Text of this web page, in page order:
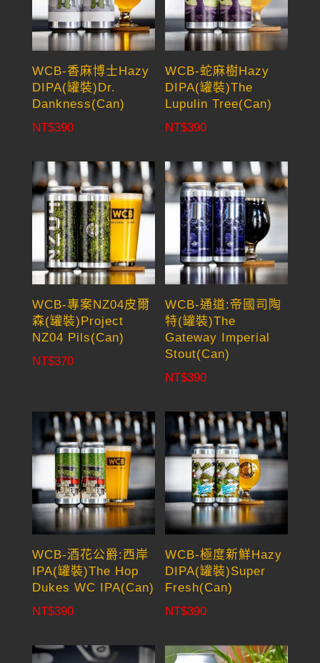
WCB-香麻博士Hazy
DIPA(罐裝)Dr.
Dankness(Can)
NT$390
WCB-蛇麻樹Hazy
DIPA(罐裝)The
Lupulin Tree(Can)
NT$390
WCB-專案NZ04皮爾
森(罐裝)Project
NZ04 Pils(Can)
NT$370
WCB-通道:帝國司陶
特(罐裝)The
Gateway Imperial
Stout(Can)
NT$390
WCB-酒花公爵:西岸
IPA(罐裝)The Hop
Dukes WC IPA(Can)
NT$390
WCB-極度新鮮Hazy
DIPA(罐裝)Super
Fresh(Can)
NT$390